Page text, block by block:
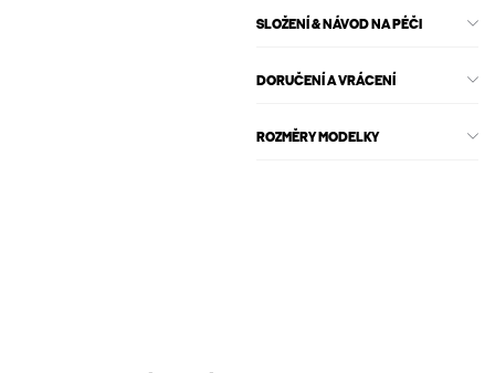
SLOŽENÍ & NÁVOD NA PÉČI
DORUČENÍ A VRÁCENÍ
ROZMĚRY MODELKY